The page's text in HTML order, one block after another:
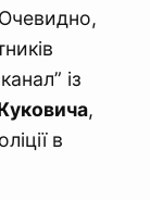
Очевидно,
із
,
в